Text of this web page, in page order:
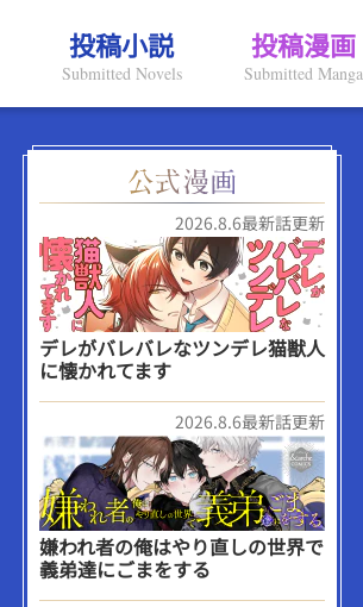
投稿小説
Submitted Novels
投稿漫画
Submitted Manga
2026.8.6最新話更新
デレがバレバレなツンデレ猫獣人
に懐かれてます
2026.8.6最新話更新
嫌われ者の俺はやり直しの世界で
義弟達にごまをする